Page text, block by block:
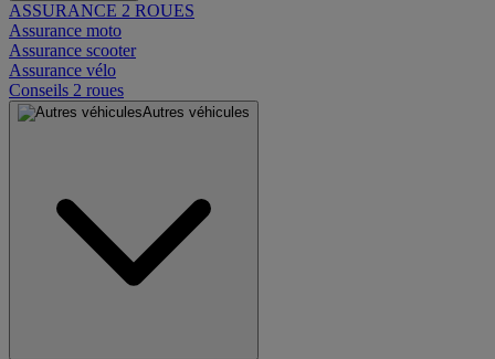
ASSURANCE 2 ROUES
Assurance moto
Assurance scooter
Assurance vélo
Conseils 2 roues
Autres véhicules